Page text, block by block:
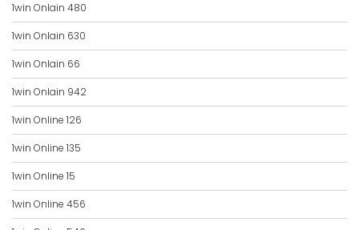
1win Onlain 480
1win Onlain 630
1win Onlain 66
1win Onlain 942
1win Online 126
1win Online 135
1win Online 15
1win Online 456